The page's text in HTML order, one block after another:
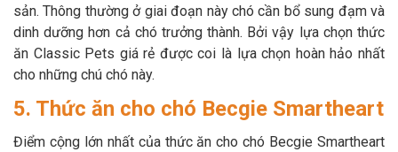
sản. Thông thường ở giai đoạn này chó cần bổ sung đạm và
dinh dưỡng hơn cả chó trưởng thành. Bởi vậy lựa chọn thức
ăn Classic Pets giá rẻ được coi là lựa chọn hoàn hảo nhất
cho những chú chó này.
5. Thức ăn cho chó Becgie Smartheart
Điểm cộng lớn nhất của thức ăn cho chó Becgie Smartheart